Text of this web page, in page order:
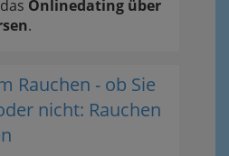
Onlinedating über
.
Rauchen - ob Sie
nicht: Rauchen